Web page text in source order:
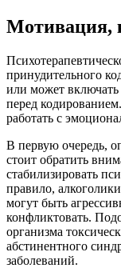
Мотивация,
принудительного
или может включать
перед
работать с
В первую очередь,
стоит обратить
стабилизировать
правило,
могут быть
конфликтовать.
организма
абстинентного
заболеваний.